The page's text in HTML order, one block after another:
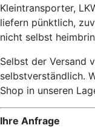
Kleintransporter,
liefern pünktlich,
nicht selbst
Selbst der Versand
selbstverständlich.
Shop in unseren
Ihre Anfrage